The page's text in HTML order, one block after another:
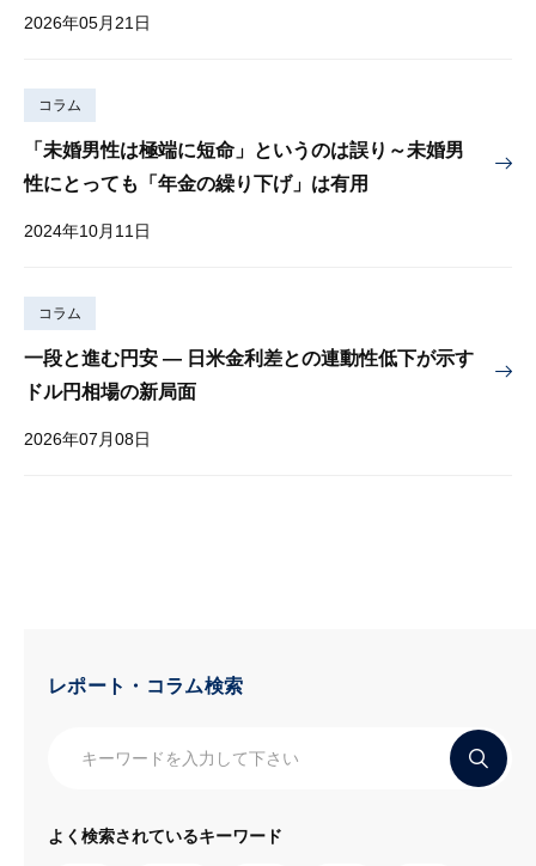
2026年05月21日
コラム
「未婚男性は極端に短命」というのは誤り～未婚男
性にとっても「年金の繰り下げ」は有用
2024年10月11日
コラム
一段と進む円安 — 日米金利差との連動性低下が示す
ドル円相場の新局面
2026年07月08日
レポート・コラム検索
よく検索されているキーワード